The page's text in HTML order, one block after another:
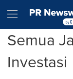
Hamburger
Semua
Investasi